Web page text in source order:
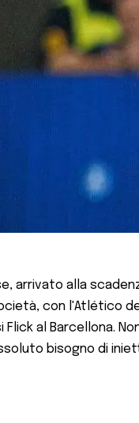
arrivato alla
con l'Atlético
al Barcellona.
bisogno di